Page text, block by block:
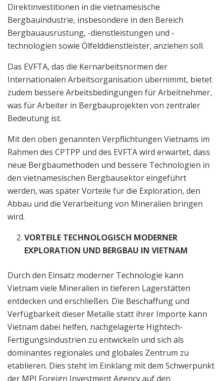
Direktinvestitionen in die vietnamesische
Bergbauindustrie, insbesondere in den Bereich
Bergbauausrüstung, -dienstleistungen und -
technologien sowie Ölfelddienstleister, anziehen soll.
Das EVFTA, das die Kernarbeitsnormen der
Internationalen Arbeitsorganisation übernimmt, bietet
zudem bessere Arbeitsbedingungen für Arbeitnehmer,
was für Arbeiter in Bergbauprojekten von zentraler
Bedeutung ist.
Mit den oben genannten Verpflichtungen Vietnams im
Rahmen des CPTPP und des EVFTA wird erwartet, dass
neue Bergbaumethoden und bessere Technologien in
den vietnamesischen Bergbausektor eingeführt
werden, was später Vorteile für die Exploration, den
Abbau und die Verarbeitung von Mineralien bringen
wird.
VORTEILE TECHNOLOGISCH MODERNER
EXPLORATION UND BERGBAU IN VIETNAM
Durch den Einsatz moderner Technologie kann
Vietnam viele Mineralien in tieferen Lagerstätten
entdecken und erschließen. Die Beschaffung und
Verfügbarkeit dieser Metalle statt ihrer Importe kann
Vietnam dabei helfen, nachgelagerte Hightech-
Fertigungsindustrien zu entwickeln und sich als
dominantes regionales und globales Zentrum zu
etablieren. Dies steht im Einklang mit dem Schwerpunkt
der MPI Foreign Investment Agency auf den